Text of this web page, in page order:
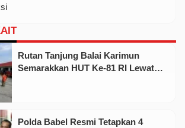
Rutan Tanjung Balai Karimun
Semarakkan HUT Ke-81 RI Lewat
Polda Babel Resmi Tetapkan 4